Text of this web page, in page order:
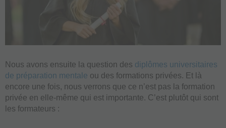
Nous avons ensuite la question des diplômes universitaires
de préparation mentale ou des formations privées. Et là
encore une fois, nous verrons que ce n’est pas la formation
privée en elle-même qui est importante. C’est plutôt qui sont
les formateurs :